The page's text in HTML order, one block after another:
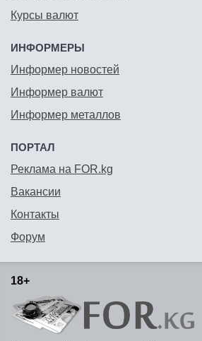
Курсы валют
ИНФОРМЕРЫ
Информер новостей
Информер валют
Информер металлов
ПОРТАЛ
Реклама на FOR.kg
Вакансии
Контакты
Форум
18+